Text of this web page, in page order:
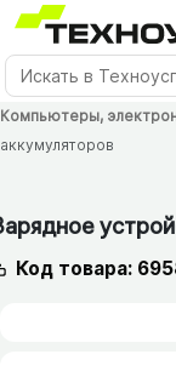
Компьютеры,
аккумуляторов
Код товара: